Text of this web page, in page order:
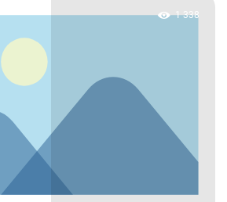
1 338